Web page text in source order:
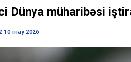
Dünya müharibəsi
10 may 2026